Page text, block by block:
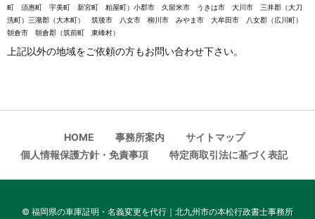
町 須惠町 宇美町 新宮町 粕屋町）小郡市 久留米市 うきは市 大川市 三井郡（大刀
洗町）三潴郡（大木町） 筑後市 八女市 柳川市 みやま市 大牟田市 八女郡（広川町）
朝倉市 朝倉郡（筑前町 東峰村）
上記以外の地域をご依頼の方もお問い合わせ下さい。
HOME 事務所案内
サイトマップ
個人情報保護方針・免責事項
特定商取引法に基づく表記
© 福岡県の車庫証明・名義変更を代行｜北九州市の本松行政書士事務所